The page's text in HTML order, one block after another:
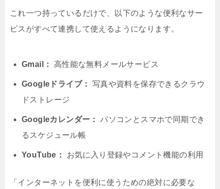
これ一つ持っているだけで、以下のような便利なサー
ビスがすべて連携して使えるようになります。
Gmail： 高性能な無料メールサービス
Googleドライブ：
写真や資料を保存できるクラウ
ドストレージ
Googleカレンダー：
パソコンとスマホで同期でき
るスケジュール帳
YouTube： お気に入り登録やコメント機能の利用
「インターネットを便利に使うための絶対に必要な